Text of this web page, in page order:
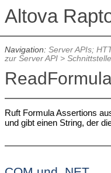
Navigation: Server APIs;
zur Server API>
Ruft Formula Assertions
und gibt einen String, der